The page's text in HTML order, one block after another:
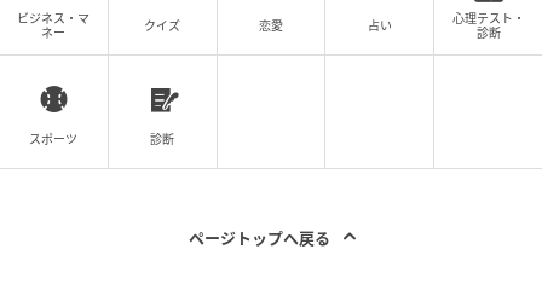
テレビ朝日系 ドラマ『リボーン ～最後のヒーロー～』
毎週火曜よる9:00〜
TVerで見逃し配信中
https://tver.jp/episodes/epqdnidncg?p=0
すよ〜！」これが全ての始まりでした
ビジネス・マ
ネー
クイズ 恋愛 占い
心理テスト・
診断
スポーツ 診断
ページトップへ戻る